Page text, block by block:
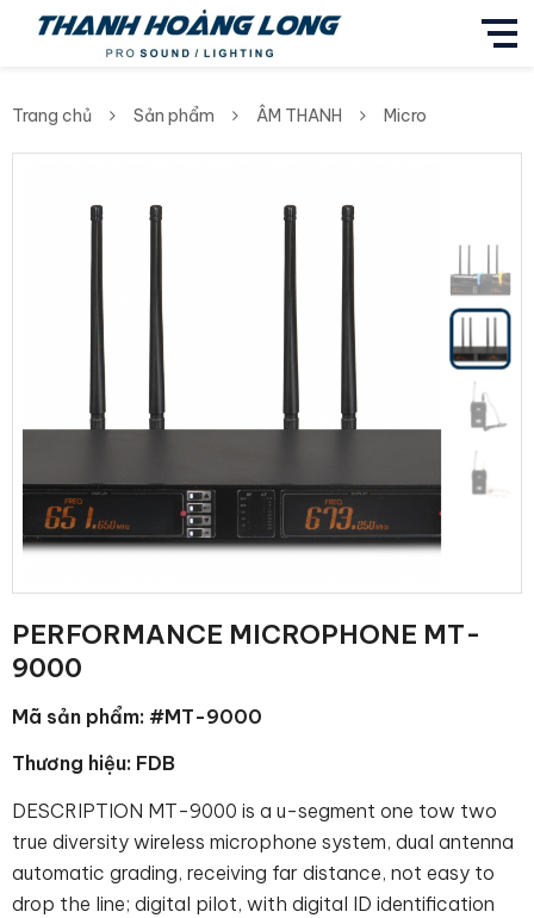
Trang chủ Sản phẩm ÂM THANH Micro
PERFORMANCE MICROPHONE MT-
9000
Mã sản phẩm: #MT-9000
Thương hiệu: FDB
DESCRIPTION MT-9000 is a u-segment one tow two
true diversity wireless microphone system, dual antenna
automatic grading, receiving far distance, not easy to
drop the line; digital pilot, with digital ID identification